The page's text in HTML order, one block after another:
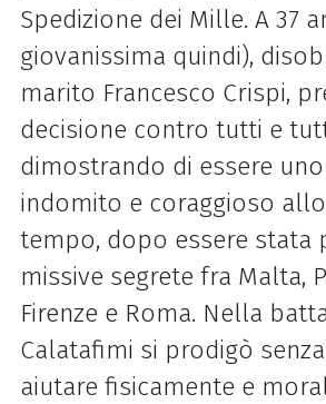
Spedizione dei Mille. A 37
giovanissima quindi),
marito Francesco Crispi,
decisione contro tutti e
dimostrando di essere
indomito e coraggioso
tempo, dopo essere stata
missive segrete fra Malta,
Firenze e Roma. Nella
Calatafimi si prodigò
aiutare fisicamente e